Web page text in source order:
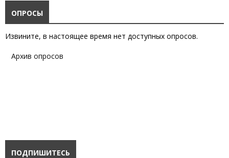
ОПРОСЫ
Извините, в настоящее время нет доступных опросов.
Архив опросов
ПОДПИШИТЕСЬ